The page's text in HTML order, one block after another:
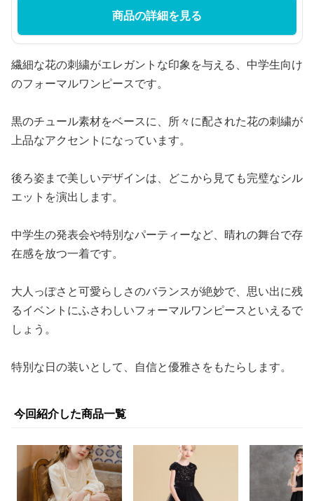
商品の詳細を見る
繊細な花の刺繍がエレガントな印象を与える、中学生向け
のフォーマルワンピースです。
黒のチュール素材をベースに、所々に配された花の刺繍が
上品なアクセントになっています。
後ろ姿まで美しいデザインは、どこから見ても完璧なシル
エットを演出します。
中学生の発表会や特別なパーティーなど、晴れの舞台で存
在感を放つ一着です。
大人っぽさと可愛らしさのバランスが絶妙で、思い出に残
るイベントにふさわしいフォーマルワンピースといえるで
しょう。
特別な日の装いとして、自信と優雅さをもたらします。
今回紹介した商品一覧